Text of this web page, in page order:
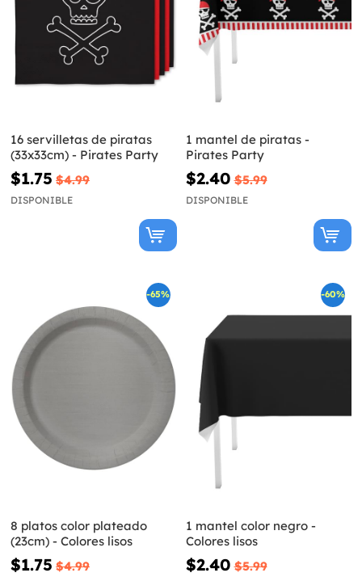
16 servilletas de piratas
(33x33cm) - Pirates Party
$1.75 $4.99
DISPONIBLE
1 mantel de piratas -
Pirates Party
$2.40 $5.99
DISPONIBLE
-65%
8 platos color plateado
(23cm) - Colores lisos
$1.75 $4.99
-60%
1 mantel color negro -
Colores lisos
$2.40 $5.99